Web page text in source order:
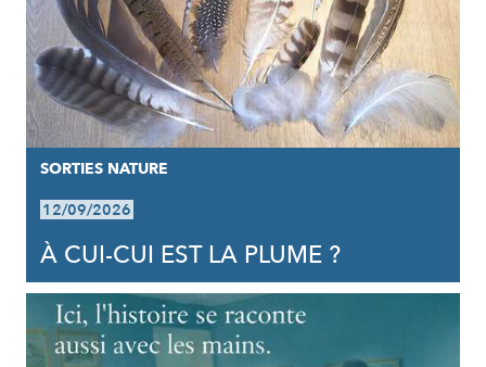
SORTIES NATURE
12/09/2026
À CUI-CUI EST LA PLUME ?